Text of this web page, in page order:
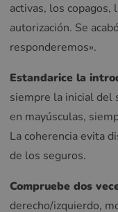
activas, los copagos,
autorización. Se
responderemos».
Estandarice la
siempre la inicial del
en mayúsculas,
La coherencia evita
de los seguros.
Compruebe dos
derecho/izquierdo,